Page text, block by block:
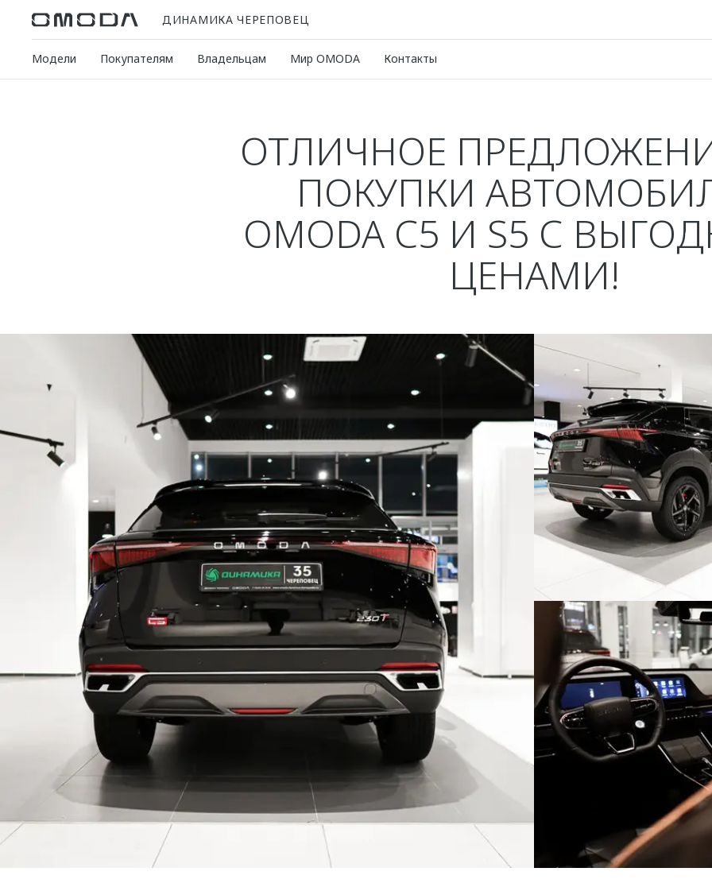
ДИНАМИКА ЧЕРЕПОВЕЦ
Модели Покупателям Владельцам Мир OMODA Контакты
ОТЛИЧНОЕ
ПОКУПКИ
OMODA C5 И S5 С
ЦЕНАМИ!